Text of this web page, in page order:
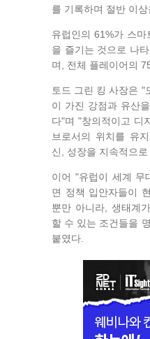
를 기록하며 절반 이상
유럽인의 61%가 스
을 즐기는 것으로 나
며, 전체 플레이어의
토드 그린 킹 사장은 "
이 가진 강점과 유산
다"며 "창의적이고 디
브로서의 위치를 유
신, 성장을 지속적으
이어 "유럽이 세계 무
면 정책 입안자들이
뿐만 아니라, 생태계
할 수 있는 조건들을
붙였다.